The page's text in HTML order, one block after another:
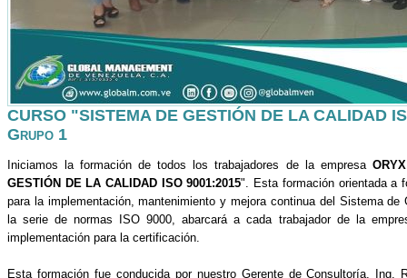
CURSO "SISTEMA DE GESTIÓN DE LA CALIDAD
Grupo 1
Iniciamos la formación de todos los trabajadores de la empresa
GESTIÓN DE LA CALIDAD ISO 9001:2015". Esta formación orientada a
para la implementación, mantenimiento y mejora continua del Sistema
la serie de normas ISO 9000, abarcará a cada trabajador de la
implementación para la certificación.
Esta formación fue conducida por nuestro Gerente de Consultoría, Ing.